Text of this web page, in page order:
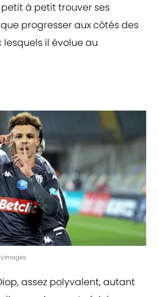
à petit trouver ses
progresser aux côtés des
il évolue au
assez polyvalent, autant